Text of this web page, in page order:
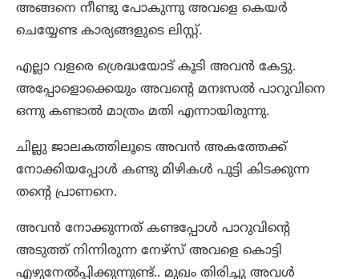
അങ്ങനെ നീണ്ടു പോകുന്നു അവളെ കെയർ
ചെയ്യേണ്ട കാര്യങ്ങളുടെ ലിസ്റ്റ്.
എല്ലാ വളരെ ശ്രെദ്ധയോട് കൂടി അവൻ കേട്ടു.
അപ്പോളൊക്കെയും അവന്റെ മനഃസൽ പാറുവിനെ
ഒന്നു കണ്ടാൽ മാത്രം മതി എന്നായിരുന്നു.
ചില്ലു ജാലകത്തിലൂടെ അവൻ അകത്തേക്ക്
നോക്കിയപ്പോൾ കണ്ടു മിഴികൾ പൂട്ടി കിടക്കുന്ന
തന്റെ പ്രാണനെ.
അവൻ നോക്കുന്നത് കണ്ടപ്പോൾ പാറുവിന്റെ
അടുത്ത് നിന്നിരുന്ന നേഴ്സ് അവളെ കൊട്ടി
എഴുനേൽപ്പിക്കുന്നുണ്ട്.. മുഖം തിരിച്ചു അവൾ